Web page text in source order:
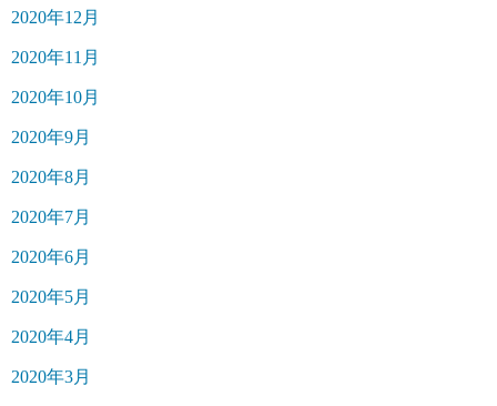
2020年12月
2020年11月
2020年10月
2020年9月
2020年8月
2020年7月
2020年6月
2020年5月
2020年4月
2020年3月